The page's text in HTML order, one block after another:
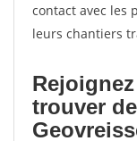
contact avec les
leurs chantiers
trouver